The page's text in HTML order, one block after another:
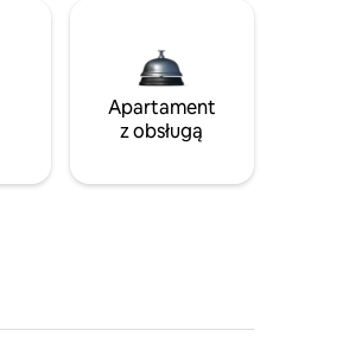
Apartament
z obsługą